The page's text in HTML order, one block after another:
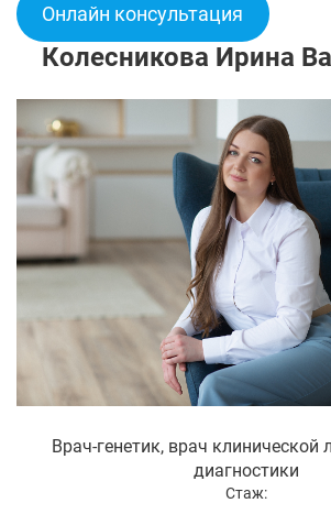
Онлайн консультация
Колесникова Ирина
Врач-генетик, врач клинической
диагностики
Стаж: